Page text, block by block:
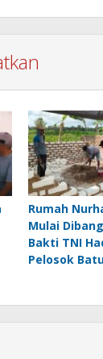
Rumah
Mulai
Bakti TNI
Pelosok